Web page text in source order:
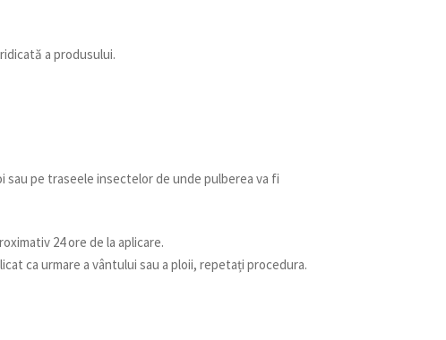
a produsului.
sau pe traseele insectelor de unde pulberea va fi
24 ore de la aplicare.
ca urmare a vântului sau a ploii, repetați procedura.